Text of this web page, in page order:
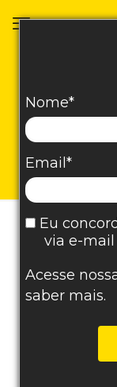
Nome*
Email*
Eu
via e-mail
Acesse
saber mais.